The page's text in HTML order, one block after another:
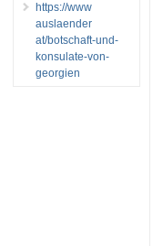
https://www
auslaender
at/botschaft-und-
konsulate-von-
georgien